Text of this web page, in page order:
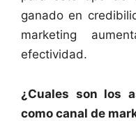
ganado en
marketing
efectividad.
¿Cuales son los
como canal de